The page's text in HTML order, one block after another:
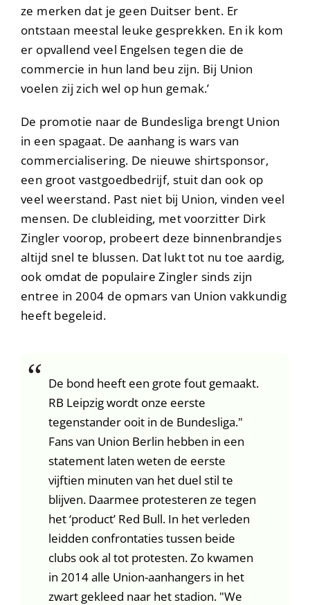
ze merken dat je geen Duitser bent. Er
ontstaan meestal leuke gesprekken. En ik kom
er opvallend veel Engelsen tegen die de
commercie in hun land beu zijn. Bij Union
voelen zij zich wel op hun gemak.’
De promotie naar de Bundesliga brengt Union
in een spagaat. De aanhang is wars van
commercialisering. De nieuwe shirtsponsor,
een groot vastgoedbedrijf, stuit dan ook op
veel weerstand. Past niet bij Union, vinden veel
mensen. De clubleiding, met voorzitter Dirk
Zingler voorop, probeert deze binnenbrandjes
altijd snel te blussen. Dat lukt tot nu toe aardig,
ook omdat de populaire Zingler sinds zijn
entree in 2004 de opmars van Union vakkundig
heeft begeleid.
De bond heeft een grote fout gemaakt.
RB Leipzig wordt onze eerste
tegenstander ooit in de Bundesliga."
Fans van Union Berlin hebben in een
statement laten weten de eerste
vijftien minuten van het duel stil te
blijven. Daarmee protesteren ze tegen
het ‘product’ Red Bull. In het verleden
leidden confrontaties tussen beide
clubs ook al tot protesten. Zo kwamen
in 2014 alle Union-aanhangers in het
zwart gekleed naar het stadion. "We